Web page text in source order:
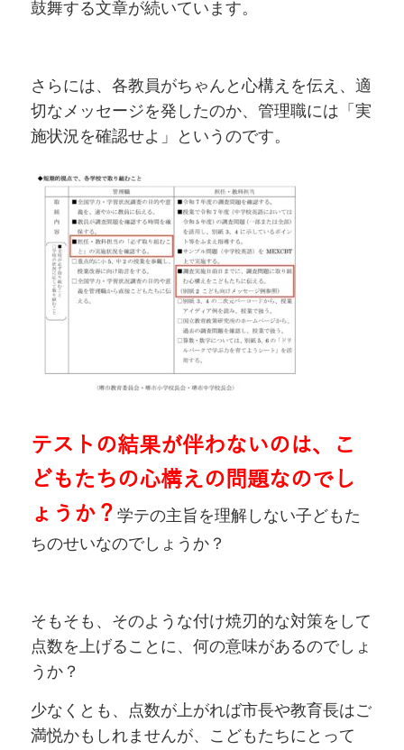
鼓舞する文章が続いています。
さらには、各教員がちゃんと心構えを伝え、適
切なメッセージを発したのか、管理職には「実
施状況を確認せよ」というのです。
テストの結果が伴わないのは、こ
どもたちの心構えの問題なのでし
ょうか？ 学テの主旨を理解しない子どもた
ちのせいなのでしょうか？
そもそも、そのような付け焼刃的な対策をして
点数を上げることに、何の意味があるのでしょ
うか？
少なくとも、点数が上がれば市長や教育長はご
満悦かもしれませんが、こどもたちにとって